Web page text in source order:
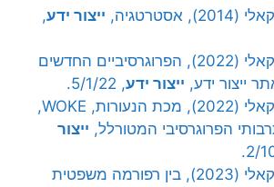
אסטרטגיה, ייצור ידע,
פנחס יחזקאלי (2022), הפרוגרסיביים החדשים
ייצור ידע, ייצור ידע, 5/1/22.
פנחס יחזקאלי (2022), מכת הנעורות, WOKE,
הפרוגרסיבי המטורלל, ייצור
פנחס יחזקאלי (2023), בין רפורמה משפטית